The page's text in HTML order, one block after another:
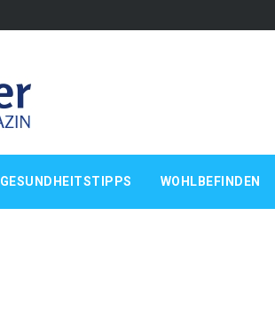
GESUNDHEITSTIPPS WOHLBEFINDEN